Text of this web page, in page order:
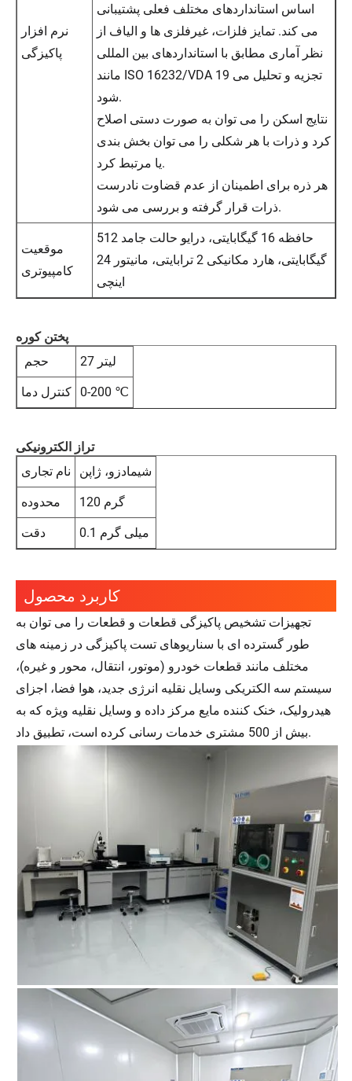
نرم افزار
پاکیزگی
اساس استانداردهای مختلف فعلی پشتیبانی
می کند. تمایز فلزات، غیرفلزی ها و الیاف از
نظر آماری مطابق با استانداردهای بین المللی
مانند ISO 16232/VDA 19 تجزیه و تحلیل می
شود.
نتایج اسکن را می توان به صورت دستی اصلاح
کرد و ذرات با هر شکلی را می توان بخش بندی
یا مرتبط کرد.
هر ذره برای اطمینان از عدم قضاوت نادرست
ذرات قرار گرفته و بررسی می شود.
موقعیت
کامپیوتری
حافظه 16 گیگابایتی، درایو حالت جامد 512
گیگابایتی، هارد مکانیکی 2 ترابایتی، مانیتور 24
اینچی
پختن کوره
حجم
27 لیتر
کنترل دما 0-200 ℃
تراز الکترونیکی
نام تجاری
شیمادزو، ژاپن
محدوده 120 گرم
دقت 0.1 میلی گرم
کاربرد محصول
تجهیزات تشخیص پاکیزگی قطعات و قطعات را می توان به
طور گسترده ای با سناریوهای تست پاکیزگی در زمینه های
مختلف مانند قطعات خودرو (موتور، انتقال، محور و غیره)،
سیستم سه الکتریکی وسایل نقلیه انرژی جدید، هوا فضا، اجزای
هیدرولیک، خنک کننده مایع مرکز داده و وسایل نقلیه ویژه که به
بیش از 500 مشتری خدمات رسانی کرده است، تطبیق داد.